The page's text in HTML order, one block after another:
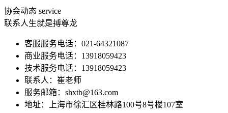
协会动态 service
联系人生就是搏尊龙
客服服务电话：021-64321087
商业服务电话：13918059423
技术服务电话：13918059423
联系人：崔老师
服务邮箱： shxtb@163.com
地址：上海市徐汇区桂林路100号8号楼107室